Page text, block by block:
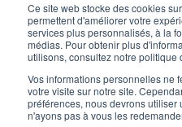
Ce site web stocke des cookies
permettent d'améliorer votre
services plus personnalisés, à la
médias. Pour obtenir plus
utilisons, consultez notre politique
Vos informations personnelles ne
votre visite sur notre site.
préférences, nous devrons
n'ayons pas à vous les
Espace pro - CGU